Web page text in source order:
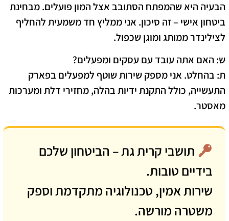
הבעיה היא שהמפתח הסתובב אצל המון פועלים. מבחינת
ביטחון אישי – זה סיכון. אני ממליץ חד משמעית להחליף
לצילינדר ממותג ומוגן שכפול.
ש: האם אתה עובד עם עסקים ומפעלים?
ת: בהחלט. אני מספק שירות שוטף למפעלים בפארק
התעשייה, כולל התקנת ידיות בהלה, מחזירי דלת ומערכות
מאסטר.
תושבי קרית גת – הביטחון שלכם
בידיים טובות.
שירות אמין, טכנולוגיה מתקדמת וספק
משטרה מורשה.